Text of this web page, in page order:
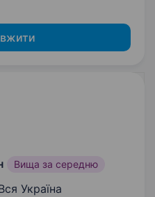
Вища за середню
Україна